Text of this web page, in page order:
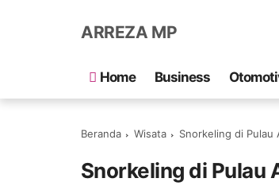
ARREZA MP
Home Business
Beranda Wisata Snorkeling di Pulau Abang
Snorkeling di Pulau